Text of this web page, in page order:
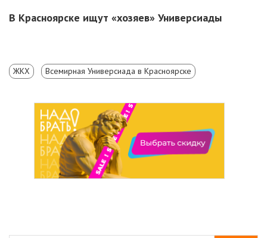
В Красноярске ищут «хозяев» Универсиады
ЖКХ Всемирная Универсиада в Красноярске